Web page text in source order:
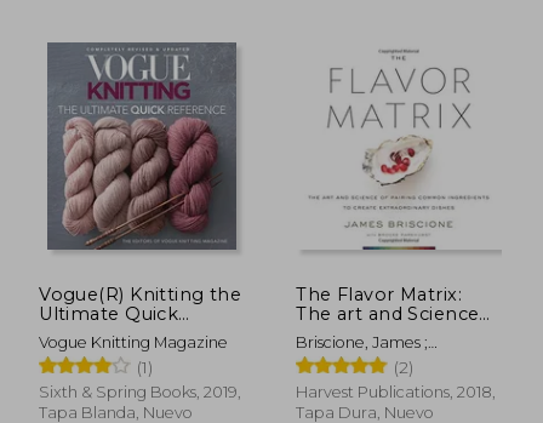
Vogue(R) Knitting the
Ultimate Quick
Reference (Vogue
Knitting) (en Inglés)
Vogue Knitting Magazine
(1)
Sixth & Spring Books, 2019,
Tapa Blanda, Nuevo
The Flavor Matrix:
The art and Science
of Pairing Common
Ingredients to Create
Extraordinary Dishes
(en Inglés)
Briscione, James ;
Parkhurst, Brooke
(2)
Harvest Publications, 2018,
Tapa Dura, Nuevo